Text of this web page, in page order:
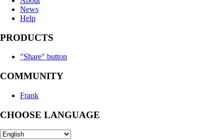
News
Help
PRODUCTS
"Share" button
COMMUNITY
Frank
CHOOSE LANGUAGE